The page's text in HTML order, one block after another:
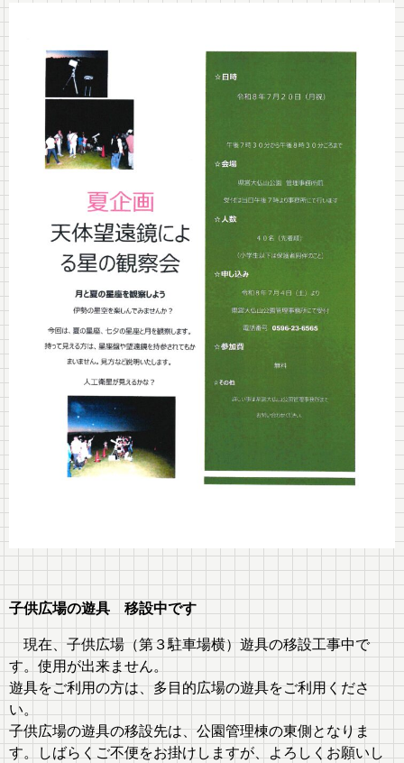
子供広場の遊具 移設中です
現在、子供広場（第３駐車場横）遊具の移設工事中で
す。使用が出来ません。
遊具をご利用の方は、多目的広場の遊具をご利用くださ
い。
子供広場の遊具の移設先は、公園管理棟の東側となりま
す。しばらくご不便をお掛けしますが、よろしくお願いし